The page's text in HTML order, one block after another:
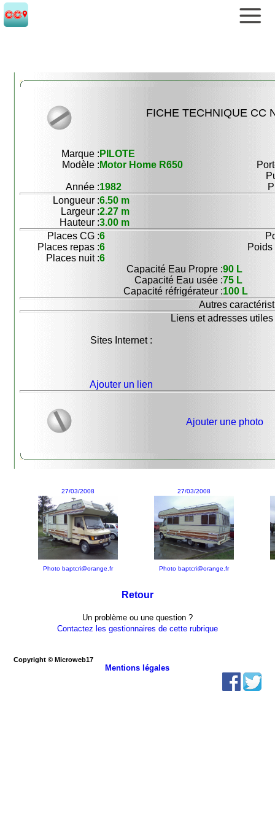
FICHE TECHNIQUE CC
Marque : PILOTE
Modèle : Motor Home R650
Année :1982
Longueur :6.50 m
Largeur :2.27 m
Hauteur :3.00 m
Places CG :6
Places repas :6
Poids
Places nuit :6
Capacité Eau Propre :90 L
Capacité Eau usée :75 L
Capacité réfrigérateur :100 L
Autres
Liens et adresses utiles
Sites Internet :
Ajouter un lien
Ajouter une photo
27/03/2008
Photo baptcri@orange.fr
27/03/2008
Photo baptcri@orange.fr
Retour
Un problème ou une question ?
Contactez les gestionnaires de cette rubrique
Copyright © Microweb17
Mentions légales